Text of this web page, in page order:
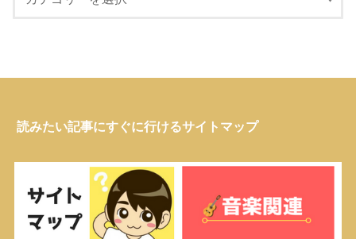
読みたい記事にすぐに行けるサイトマップ